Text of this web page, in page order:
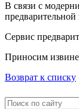
В связи с
Сервис
Приносим
Возврат к списку